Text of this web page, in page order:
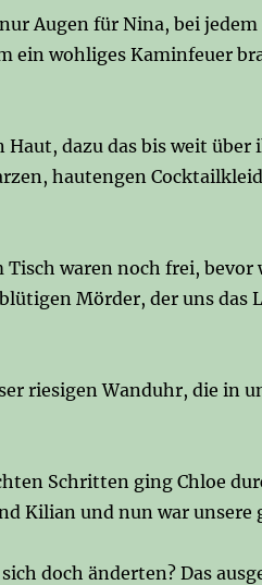
Augen für Nina, bei
ein wohliges Kaminfeuer
dazu das bis weit über
hautengen
Tisch waren noch frei,
Mörder, der uns das
riesigen Wanduhr, die in
Schritten ging Chloe
Kilian und nun war
doch änderten? Das